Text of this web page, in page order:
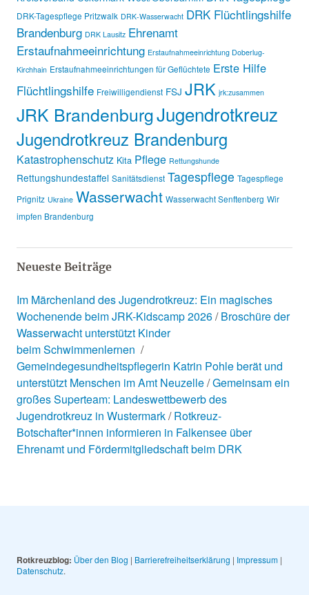
DRK-Tagespflege Pritzwalk DRK-Wasserwacht DRK Flüchtlingshilfe
Brandenburg DRK Lausitz Ehrenamt
Erstaufnahmeeinrichtung Erstaufnahmeeinrichtung Doberlug-
Kirchhain Erstaufnahmeeinrichtungen für Geflüchtete Erste Hilfe
Flüchtlingshilfe Freiwilligendienst FSJ JRK jrk:zusammen
JRK BrandenburgJugendrotkreuz
Jugendrotkreuz Brandenburg
Katastrophenschutz Kita Pflege Rettungshunde
Rettungshundestaffel Sanitätsdienst Tagespflege Tagespflege
Prignitz Ukraine Wasserwacht Wasserwacht Senftenberg Wir
impfen Brandenburg
Neueste Beiträge
Im Märchenland des Jugendrotkreuz: Ein magisches
Wochenende beim JRK-Kidscamp 2026 Broschüre der
Wasserwacht unterstützt Kinder
beim Schwimmenlernen
Gemeindegesundheitspflegerin Katrin Pohle berät und
unterstützt Menschen im Amt Neuzelle Gemeinsam ein
großes Superteam: Landeswettbewerb des
Jugendrotkreuz in Wustermark Rotkreuz-
Botschafter*innen informieren in Falkensee über
Ehrenamt und Fördermitgliedschaft beim DRK
Rotkreuzblog: Über den Blog | Barrierefreiheitserklärung | Impressum|
Datenschutz